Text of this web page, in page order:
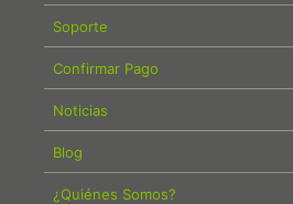
Soporte
Confirmar Pago
Noticias
Blog
¿Quiénes Somos?